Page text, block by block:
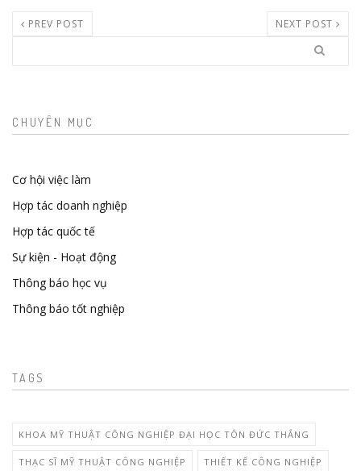
PREV POST NEXT POST
CHUYÊN MỤC
Cơ hội việc làm
Hợp tác doanh nghiệp
Hợp tác quốc tế
Sự kiện - Hoạt động
Thông báo học vụ
Thông báo tốt nghiệp
TAGS
KHOA MỸ THUẬT CÔNG NGHIỆP ĐẠI HỌC TÔN ĐỨC THẮNG
THẠC SĨ MỸ THUẬT CÔNG NGHIỆP THIẾT KẾ CÔNG NGHIỆP